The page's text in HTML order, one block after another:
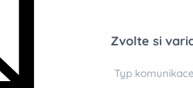
Zvolte si
Typ komunikace